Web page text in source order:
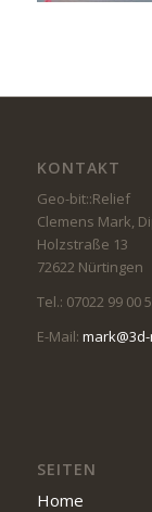
KONTAKT
Geo-bit::Relief
Clemens Mark,
Holzstraße 13
72622 Nürtingen
Tel.: 07022 99 00
E-Mail:
SEITEN
Home